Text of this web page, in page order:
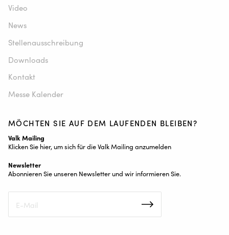
Video
News
Stellenausschreibung
Downloads
Kontakt
Messe Kalender
MÖCHTEN SIE AUF DEM LAUFENDEN BLEIBEN?
Valk Mailing
Klicken Sie hier, um sich für die Valk Mailing anzumelden
Newsletter
Abonnieren Sie unseren Newsletter und wir informieren Sie.